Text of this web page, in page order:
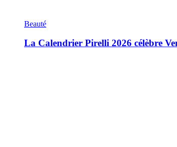
Beauté
La Calendrier Pirelli 2026 célèbre